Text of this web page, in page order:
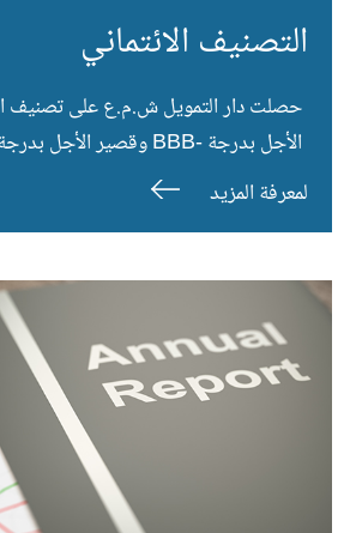
التصنيف الائتماني
حصلت دار التمويل ش.م.ع على تصنيف
الأجل بدرجة -BBB وقصير الأجل بدرجة A3…
لمعرفة المزيد